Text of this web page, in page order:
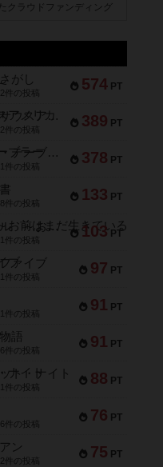
クラウドファンディング
574 PT
がし
2件の投稿
389 PT
リワイルド：サウスアメリカ
2件の投稿
378 PT
アンダー・ザ・テーブラー
1件の投稿
133 PT
8件の投稿
103 PT
セミファイナル ～お前はまだ生きている～
1件の投稿
97 PT
ァイブ
1件の投稿
91 PT
1件の投稿
91 PT
語
6件の投稿
88 PT
ト・ナイト
1件の投稿
76 PT
6件の投稿
75 PT
ン
2件の投稿